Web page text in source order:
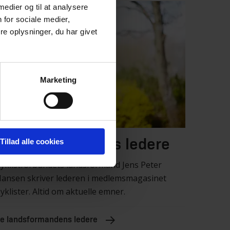
og til at analysere
for sociale medier,
oplysninger, du har givet
Marketing
Tillad alle cookies ledere
landsformand Jens Peter
skriver lederen i medlemsmagasinet
Altid om aktuelle emner.
landsformandens ledere